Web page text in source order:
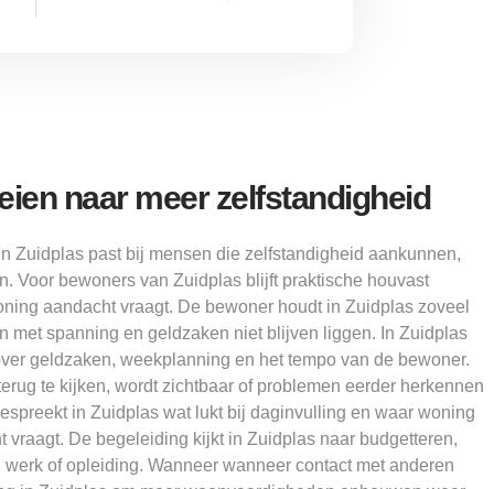
naar meer zelfstandigheid
Zuidplas past bij mensen die zelfstandigheid aankunnen,
Voor bewoners van Zuidplas blijft praktische houvast
aandacht vraagt. De bewoner houdt in Zuidplas zoveel
met spanning en geldzaken niet blijven liggen. In Zuidplas
geldzaken, weekplanning en het tempo van de bewoner.
te kijken, wordt zichtbaar of problemen eerder herkennen
in Zuidplas wat lukt bij daginvulling en waar woning
vraagt. De begeleiding kijkt in Zuidplas naar budgetteren,
of opleiding. Wanneer wanneer contact met anderen